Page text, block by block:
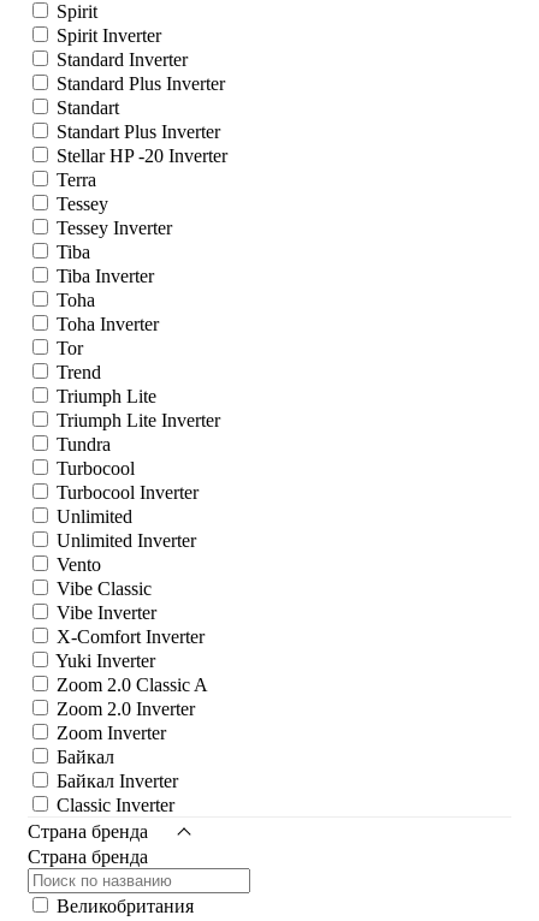
Spirit
Spirit Inverter
Standard Inverter
Standard Plus Inverter
Standart
Standart Plus Inverter
Stellar HP -20 Inverter
Terra
Tessey
Tessey Inverter
Tiba
Tiba Inverter
Toha
Toha Inverter
Tor
Trend
Triumph Lite
Triumph Lite Inverter
Tundra
Turbocool
Turbocool Inverter
Unlimited
Unlimited Inverter
Vento
Vibe Classic
Vibe Inverter
X-Comfort Inverter
Yuki Inverter
Zoom 2.0 Classic A
Zoom 2.0 Inverter
Zoom Inverter
Байкал
Байкал Inverter
Сlassic Inverter
Страна бренда
Страна бренда
Великобритания